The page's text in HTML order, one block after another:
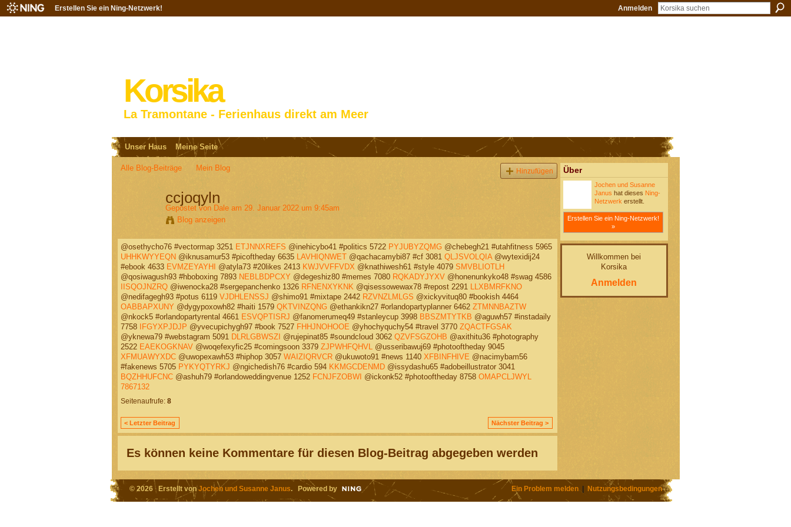
Erstellen Sie ein Ning-Netzwerk! Anmelden
Korsika
La Tramontane - Ferienhaus direkt am Meer
Unser Haus Meine Seite
Alle Blog-Beiträge Mein Blog Hinzufügen
ccjoqyln
Gepostet von Daleam 29. Januar 2022 um 9:45am
Blog anzeigen
@osethycho76 #vectormap 3251 ETJNNXREFS @inehicybo41 #politics 5722 PYJUBYZQMG @chebegh21 #utahfitness 5965
UHHKWYYEQN @iknusamur53 #picoftheday 6635 LAVHIQNWET@qachacamybi87 #cf 3081 QLJSVOLQIA@wytexidij24
#ebook 4633 EVMZEYAYHI @atyla73 #20likes 2413 KWJVVFFVDX @knathiwesh61 #style 4079 SMVBLIOTLH
@qosiwagush93 #hboboxing 7893 NEBLBDPCXY @degeshiz80 #memes 7080 RQKADYJYXV@honenunkyko48 #swag 4586
IISQOJNZRQ@iwenocka28 #sergepanchenko 1326 RFNENXYKNK @qisessowewax78 #repost 2291
LLXBMRFKNO
@nedifagegh93 #potus 6119 VJDHLENSSJ @shimo91 #mixtape 2442 RZVNZLMLGS @xickyvituq80 #bookish 4464
OABBAPXUNY @dygypoxowh82 #haiti 1579 QKTVINZQNG @ethankikn27 #orlandopartyplanner 6462 ZTMNNBAZTW
@nkock5 #orlandopartyrental 4661 ESVQPTISRJ @fanomerumeq49 #stanleycup 3998 BBSZMTYTKB @aguwh57 #instadaily
7758
IFGYXPJDJP @yvecupichygh97 #book 7527 FHHJNOHOOE @yhochyquchy54 #travel 3770 ZQACTFGSAK
@yknewa79 #webstagram 5091 DLRLGBWSZI @rujepinat85 #soundcloud 3062 QZVFSGZOHB @axithitu36 #photography
2522 EAEKOGKNAV@woqefexyfic25 #comingsoon 3379 ZJPWHFQHVL
@usseribawuj69 #photooftheday 9045
XFMUAWYXDC@uwopexawh53 #hiphop 3057 WAIZIQRVCR@ukuwoto91 #news 1140 XFBINFHIVE @nacimybam56
#fakenews 5705 PYKYQTYRKJ @ngichedish76 #cardio 594 KKMGCDENMD@issydashu65 #adobeillustrator 3041
BQZHHUFCNC@ashuh79 #orlandoweddingvenue 1252 FCNJFZOBWI @ickonk52 #photooftheday 8758 OMAPCLJWYL
7867132
Seitenaufrufe: 8
< Letzter Beitrag Nächster Beitrag >
Es können keine Kommentare für diesen Blog-Beitrag abgegeben werden
Über
Jochen und Susanne
Janus hat dieses Ning-
Netzwerk erstellt.
Erstellen Sie ein Ning-Netzwerk!
»
Willkommen bei
Korsika
Anmelden
© 2026 Erstellt vonJochen und Susanne Janus. Powered by Ein Problem melden| Nutzungsbedingungen